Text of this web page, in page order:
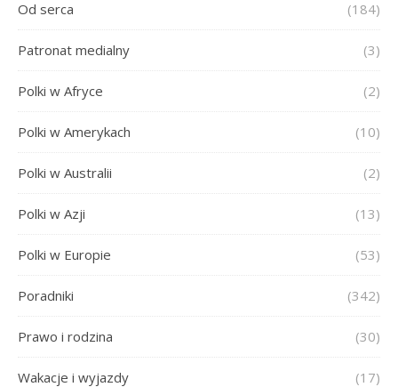
Od serca (184)
Patronat medialny (3)
Polki w Afryce (2)
Polki w Amerykach (10)
Polki w Australii (2)
Polki w Azji (13)
Polki w Europie (53)
Poradniki (342)
Prawo i rodzina (30)
Wakacje i wyjazdy (17)